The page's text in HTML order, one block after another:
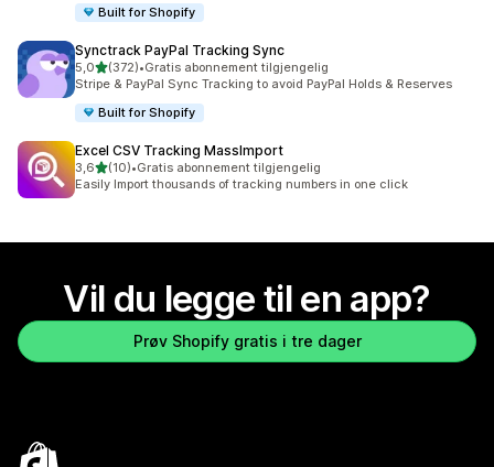
Built for Shopify
Synctrack PayPal Tracking Sync
5,0av 5 stjerner
(372)
Totalt 372 omtaler
•Gratis abonnement tilgjengelig
Stripe & PayPal Sync Tracking to avoid PayPal Holds & Reserves
Built for Shopify
Excel CSV Tracking MassImport
3,6av 5 stjerner
(10)
Totalt 10 omtaler
•Gratis abonnement tilgjengelig
Easily Import thousands of tracking numbers in one click
Vil du legge til en app?
Prøv Shopify gratis i tre dager